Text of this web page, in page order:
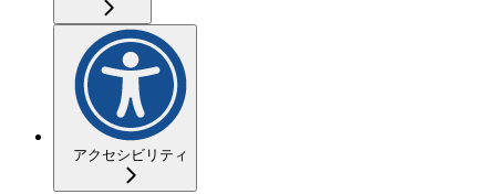
アクセシビリティ